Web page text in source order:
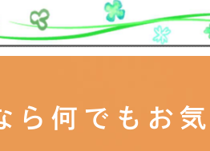
ら何でもお